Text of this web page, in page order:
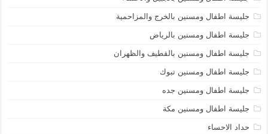
جليسة اطفال ومسنين بالخرج والمزاحمية
جليسة اطفال ومسنين بالرياض
جليسة اطفال ومسنين بالقطيف والظهران
جليسة اطفال ومسنين تبوك
جليسة اطفال ومسنين جده
جليسة اطفال ومسنين مكة
حداد الاحساء